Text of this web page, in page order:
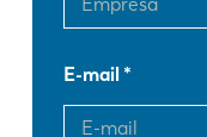
E-mail